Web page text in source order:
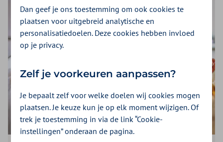
Dan geef je ons toestemming om ook cookies te
plaatsen voor uitgebreid analytische en
personalisatiedoelen. Deze cookies hebben invloed
op je privacy.
Zelf je voorkeuren aanpassen?
Je bepaalt zelf voor welke doelen wij cookies mogen
plaatsen. Je keuze kun je op elk moment wijzigen. Of
trek je toestemming in via de link “Cookie-
instellingen” onderaan de pagina.